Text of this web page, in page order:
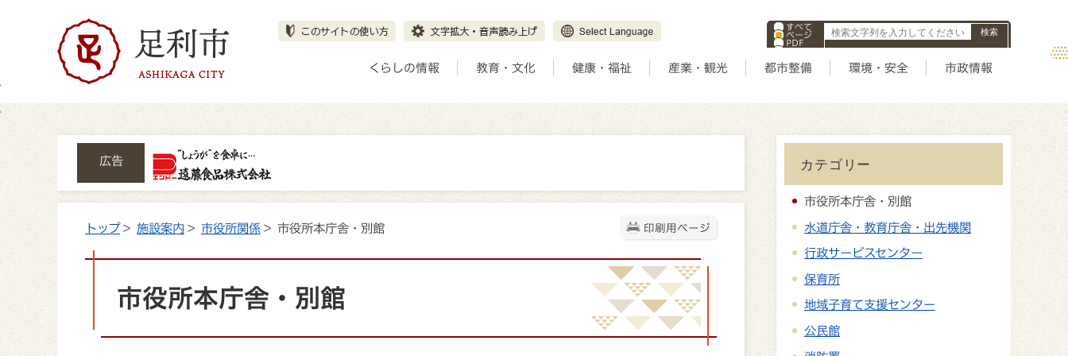
すべて
ページ
PDF
ID
くらしの情報 教育・文化 健康・福祉 産業・観光 都市整備 環境・安全 市政情報
広告
印刷用ページ
トップ> 施設案内 > 市役所関係 > 市役所本庁舎・別館
市役所本庁舎・別館
カテゴリー
市役所本庁舎・別館
水道庁舎・教育庁舎・出先機関
行政サービスセンター
保育所
地域子育て支援センター
公民館